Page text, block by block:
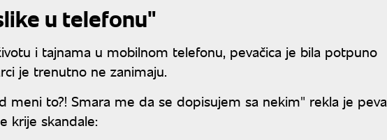
u telefonu"
i tajnama u mobilnom telefonu, pevačica je bila potpuno
je trenutno ne zanimaju.
meni to?! Smara me da se dopisujem sa nekim" rekla je
krije skandale: